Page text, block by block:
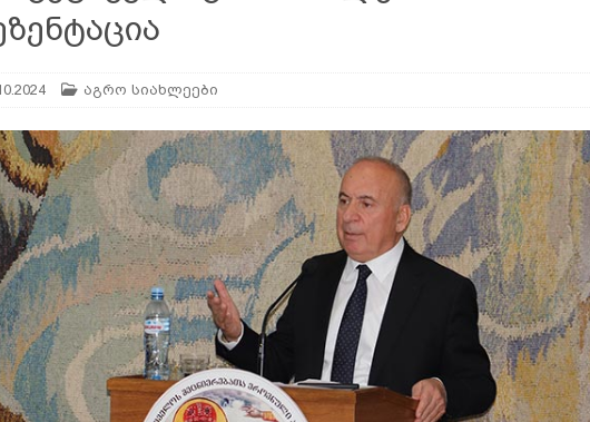
გამოყვანა – რამდენიმე მეთოდი
აგრო სიახლეები